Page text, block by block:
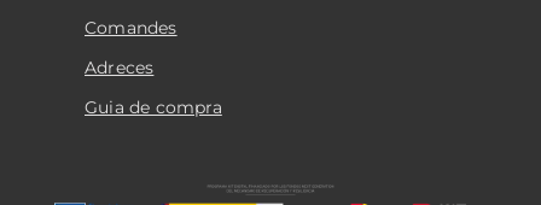
Comandes
Adreces
Guia de compra